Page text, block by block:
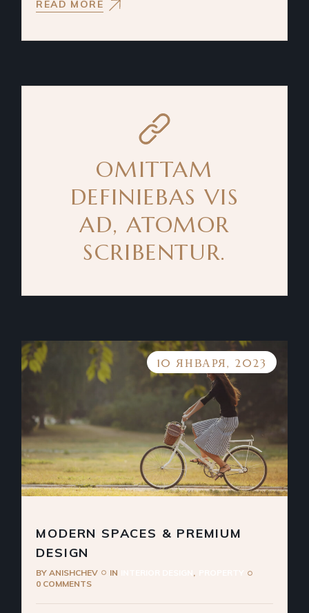
READ MORE
OMITTAM
DEFINIEBAS VIS
AD, ATOMOR
SCRIBENTUR.
10 ЯНВАРЯ, 2023
MODERN SPACES & PREMIUM
DESIGN
BYANISHCHEV IN
0 COMMENTS